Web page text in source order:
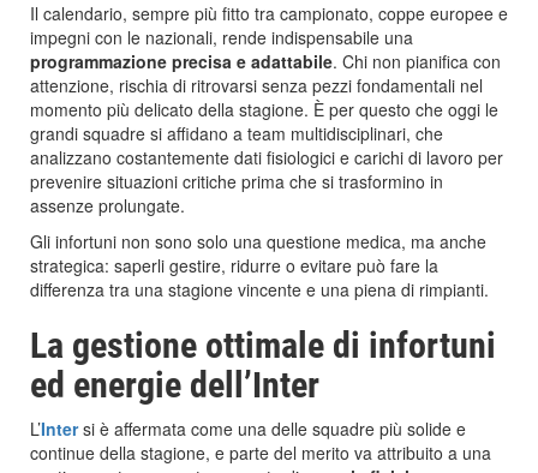
Il calendario, sempre più fitto tra campionato, coppe europee e
impegni con le nazionali, rende indispensabile una
programmazione precisa e adattabile. Chi non pianifica con
attenzione, rischia di ritrovarsi senza pezzi fondamentali nel
momento più delicato della stagione. È per questo che oggi le
grandi squadre si affidano a team multidisciplinari, che
analizzano costantemente dati fisiologici e carichi di lavoro per
prevenire situazioni critiche prima che si trasformino in
assenze prolungate.
Gli infortuni non sono solo una questione medica, ma anche
strategica: saperli gestire, ridurre o evitare può fare la
differenza tra una stagione vincente e una piena di rimpianti.
La gestione ottimale di infortuni
ed energie dell’Inter
L’Intersi è affermata come una delle squadre più solide e
continue della stagione, e parte del merito va attribuito a una